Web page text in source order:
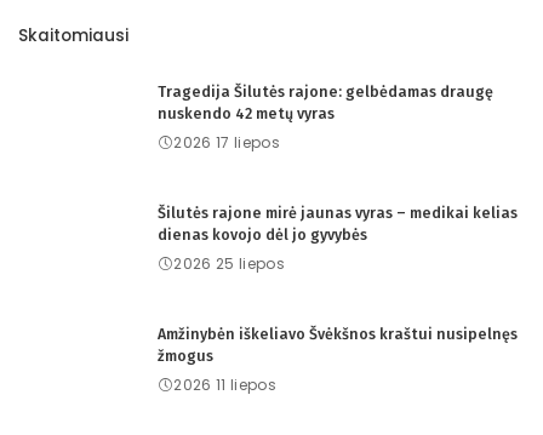
Skaitomiausi
Tragedija Šilutės rajone: gelbėdamas draugę
nuskendo 42 metų vyras
2026 17 liepos
Šilutės rajone mirė jaunas vyras – medikai kelias
dienas kovojo dėl jo gyvybės
2026 25 liepos
Amžinybėn iškeliavo Švėkšnos kraštui nusipelnęs
žmogus
2026 11 liepos